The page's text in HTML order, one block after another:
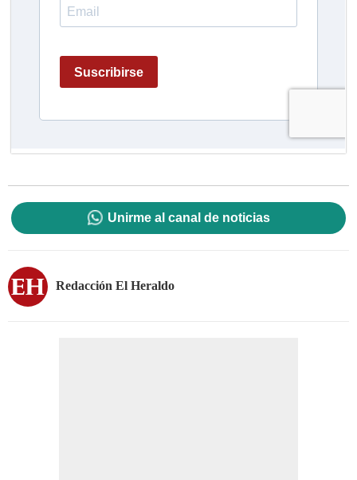
Unirme al canal de noticias
Redacción El Heraldo